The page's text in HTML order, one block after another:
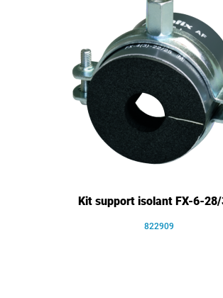
Kit support isolant FX-6-
822909